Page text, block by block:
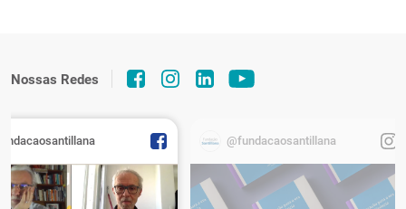
Nossas Redes
@fundacaosantillana